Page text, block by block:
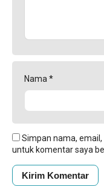
Nama*
Simpan nama,
untuk komentar saya